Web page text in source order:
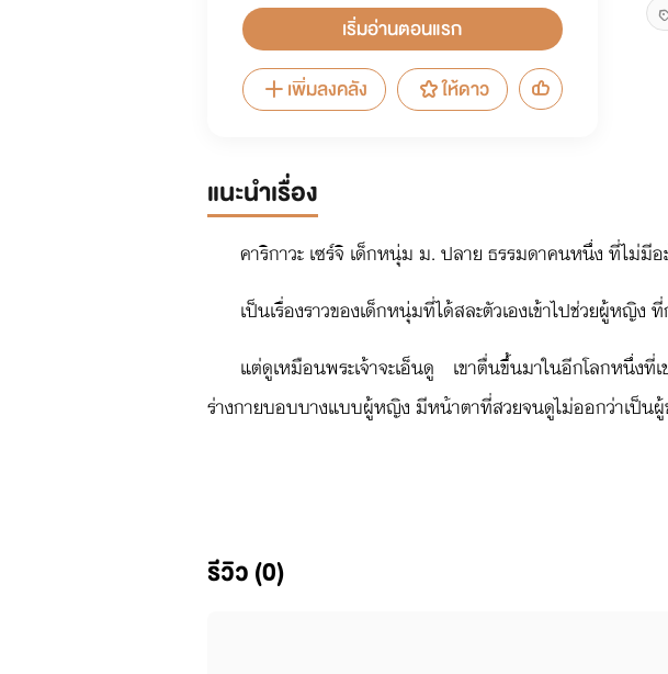
เริ่มอ่านตอนแรก
เพิ่มลงคลัง
ให้ดาว
แนะนำเรื่อง
คาริกาวะ เซร์จิ เด็กหนุ่ม ม. ปลาย ธรรมดาคนหนึ่ง ที่ไม่มีอะ
เป็นเรื่องราวของเด็กหนุ่มที่ได้สละตัวเองเข้าไปช่วยผู้หญิ
แต่ดูเหมือนพระเจ้าจะเอ็นดู เขาตื่นขึ้นมาในอีกโลกหนึ่
ร่างกายบอบบางแบบผู้หญิง มีหน้าตาที่สวยจนดูไม่ออกว่าเป็น
เรื่องความรักในเรื่องนี้จะมีน้อยมากนะครับ และไม่ใช่วายด้
รีวิว (0)